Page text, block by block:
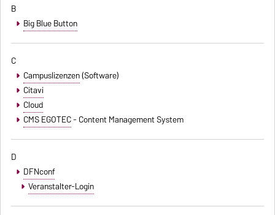
B
Big Blue Button
C
Campuslizenzen(Software)
Citavi
Cloud
CMS EGOTEC- Content Management System
D
DFNconf
Veranstalter-Login